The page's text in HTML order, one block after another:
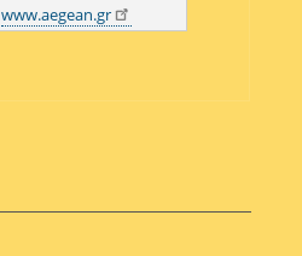
www.aegean.gr